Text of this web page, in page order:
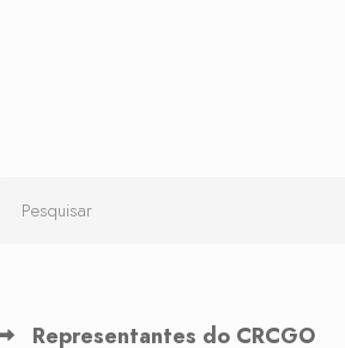
Representantes do CRCGO